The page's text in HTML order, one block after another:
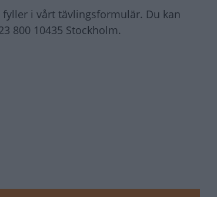
fyller i vårt tävlingsformulär. Du kan
800 10435 Stockholm.